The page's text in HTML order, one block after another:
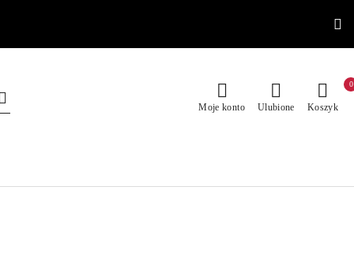
Moje konto Ulubione Koszyk
0